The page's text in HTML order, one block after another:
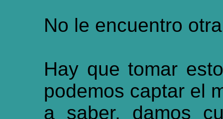
No le encuentro
Hay que tomar
podemos captar el
a saber, damos